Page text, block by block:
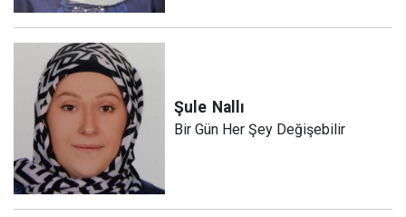
Şule Nallı
Bir Gün Her Şey Değişebilir